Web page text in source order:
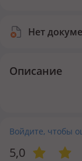
Нет
Описание
Войдите, чтобы
5,0